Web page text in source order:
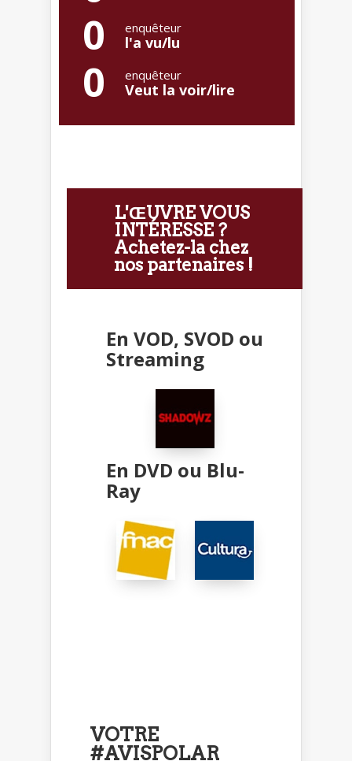
0 enquêteur
l'a vu/lu
0 enquêteur
Veut la voir/lire
L'ŒUVRE VOUS
INTÉRESSE ?
Achetez-la chez
nos partenaires !
En VOD, SVOD ou
Streaming
En DVD ou Blu-
Ray
VOTRE
#AVISPOLAR